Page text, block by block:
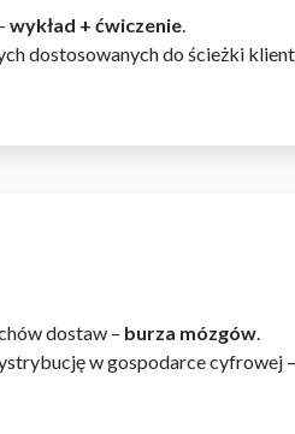
wykład + ćwiczenie.
dostosowanych do ścieżki
dostaw – burza mózgów.
w gospodarce cyfrowej –